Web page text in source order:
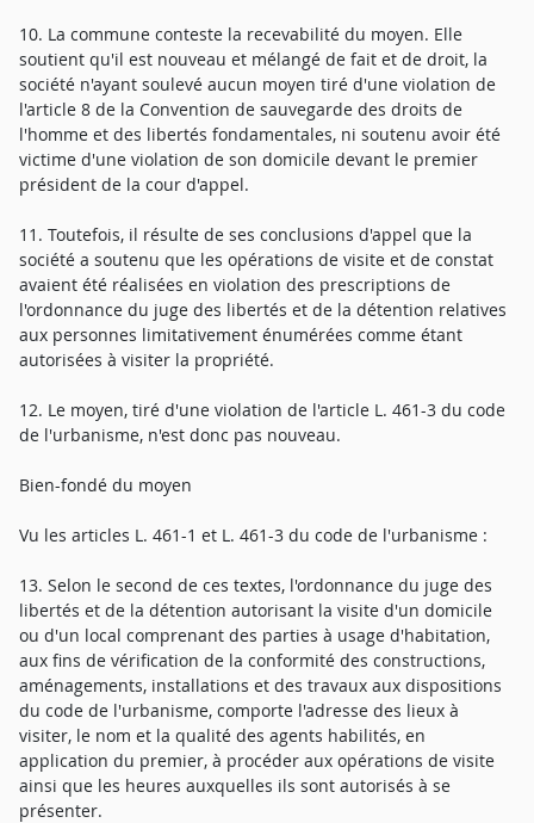
10. La commune conteste la recevabilité du moyen. Elle
soutient qu'il est nouveau et mélangé de fait et de droit, la
société n'ayant soulevé aucun moyen tiré d'une violation de
l'article 8 de la Convention de sauvegarde des droits de
l'homme et des libertés fondamentales, ni soutenu avoir été
victime d'une violation de son domicile devant le premier
président de la cour d'appel.
11. Toutefois, il résulte de ses conclusions d'appel que la
société a soutenu que les opérations de visite et de constat
avaient été réalisées en violation des prescriptions de
l'ordonnance du juge des libertés et de la détention relatives
aux personnes limitativement énumérées comme étant
autorisées à visiter la propriété.
12. Le moyen, tiré d'une violation de l'article L. 461-3 du code
de l'urbanisme, n'est donc pas nouveau.
Bien-fondé du moyen
Vu les articles L. 461-1 et L. 461-3 du code de l'urbanisme :
13. Selon le second de ces textes, l'ordonnance du juge des
libertés et de la détention autorisant la visite d'un domicile
ou d'un local comprenant des parties à usage d'habitation,
aux fins de vérification de la conformité des constructions,
aménagements, installations et des travaux aux dispositions
du code de l'urbanisme, comporte l'adresse des lieux à
visiter, le nom et la qualité des agents habilités, en
application du premier, à procéder aux opérations de visite
ainsi que les heures auxquelles ils sont autorisés à se
présenter.